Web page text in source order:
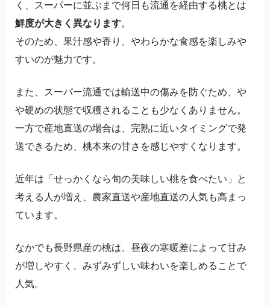
く、スーパーに並ぶまで何日も流通を経由する桃とは
鮮度が大きく異なります。
そのため、果汁感や香り、やわらかな食感を楽しみや
すいのが魅力です。
また、スーパー流通では輸送中の傷みを防ぐため、や
や硬めの状態で収穫されることも少なくありません。
一方で産地直送の場合は、完熟に近いタイミングで発
送できるため、桃本来の甘さを感じやすくなります。
近年は「せっかくなら旬の美味しい桃を食べたい」と
考える人が増え、農家直送や産地直送の人気も高まっ
ています。
なかでも長野県産の桃は、昼夜の寒暖差によって甘み
が増しやすく、みずみずしい味わいを楽しめることで
人気。